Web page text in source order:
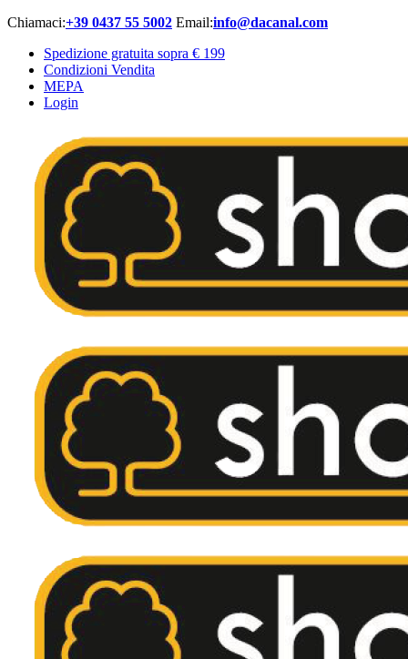
Chiamaci:+39 0437 55 5002 Email:info@dacanal.com
Spedizione gratuita sopra € 199
Condizioni Vendita
MEPA
Login